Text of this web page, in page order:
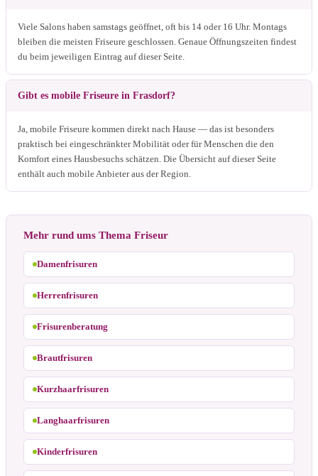
Viele Salons haben samstags geöffnet, oft bis 14 oder 16 Uhr. Montags
bleiben die meisten Friseure geschlossen. Genaue Öffnungszeiten findest
du beim jeweiligen Eintrag auf dieser Seite.
Gibt es mobile Friseure in Frasdorf?
Ja, mobile Friseure kommen direkt nach Hause — das ist besonders
praktisch bei eingeschränkter Mobilität oder für Menschen die den
Komfort eines Hausbesuchs schätzen. Die Übersicht auf dieser Seite
enthält auch mobile Anbieter aus der Region.
Mehr rund ums Thema Friseur
Damenfrisuren
Herrenfrisuren
Frisurenberatung
Brautfrisuren
Kurzhaarfrisuren
Langhaarfrisuren
Kinderfrisuren